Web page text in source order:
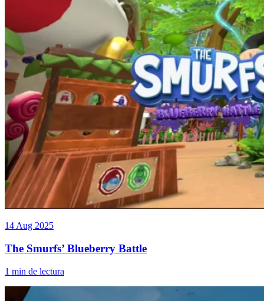
14 Aug 2025
The Smurfs’ Blueberry Battle
1 min de lectura